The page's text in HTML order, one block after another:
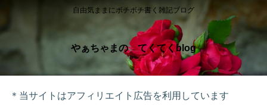
自由気ままにボチボチ書く雑記ブログ
やぁちゃまの てくてくblog
＊当サイトはアフィリエイト広告を利用しています